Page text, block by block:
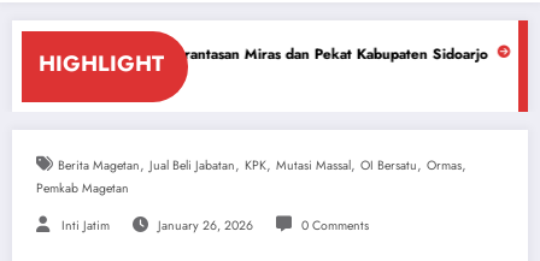
HIGHLIGHT
Miras dan Pekat Kabupaten Sidoarjo Sidoarjo Darurat Miras
Berita Magetan, Jual Beli Jabatan, KPK, Mutasi Massal, OI Bersatu, Ormas,
Pemkab Magetan
Inti Jatim January 26, 2026 0 Comments